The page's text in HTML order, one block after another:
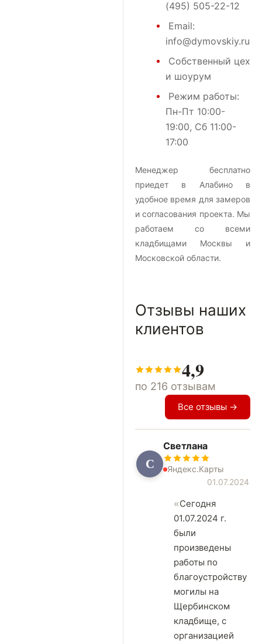
(495) 505-22-12
Email:
info@dymovskiy.ru
Собственный цех
и шоурум
Режим работы:
Пн-Пт 10:00-
19:00, Сб 11:00-
17:00
Менеджер бесплатно
приедет в Алабино в
удобное время для замеров
и согласования проекта. Мы
работаем со всеми
кладбищами Москвы и
Московской области.
Отзывы наших
клиентов
4,9
по 216 отзывам
Все отзывы →
С
Светлана
Яндекс.Карты
01.07.2024
Сегодня
01.07.2024 г.
были
произведены
работы по
благоустройству
могилы на
Щербинском
кладбище, с
организацией